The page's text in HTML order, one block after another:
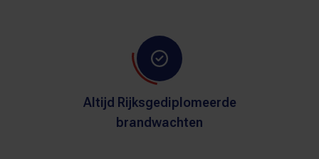
Altijd Rijksgediplomeerde
brandwachten